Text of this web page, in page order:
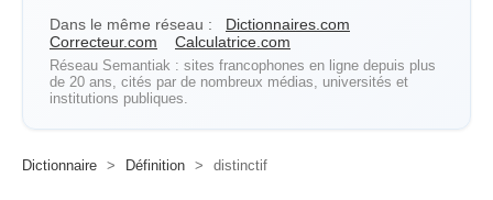
Dans le même réseau :
Dictionnaires.com
Correcteur.com
Calculatrice.com
Réseau Semantiak : sites francophones en ligne depuis plus
de 20 ans, cités par de nombreux médias, universités et
institutions publiques.
Dictionnaire > Définition > distinctif